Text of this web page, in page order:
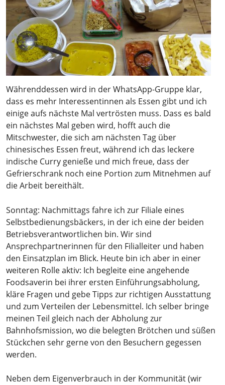
Währenddessen wird in der WhatsApp-Gruppe klar,
dass es mehr Interessentinnen als Essen gibt und ich
einige aufs nächste Mal vertrösten muss. Dass es bald
ein nächstes Mal geben wird, hofft auch die
Mitschwester, die sich am nächsten Tag über
chinesisches Essen freut, während ich das leckere
indische Curry genieße und mich freue, dass der
Gefrierschrank noch eine Portion zum Mitnehmen auf
die Arbeit bereithält.
Sonntag: Nachmittags fahre ich zur Filiale eines
Selbstbedienungsbäckers, in der ich eine der beiden
Betriebsverantwortlichen bin. Wir sind
Ansprechpartnerinnen für den Filialleiter und haben
den Einsatzplan im Blick. Heute bin ich aber in einer
weiteren Rolle aktiv: Ich begleite eine angehende
Foodsaverin bei ihrer ersten Einführungsabholung,
kläre Fragen und gebe Tipps zur richtigen Ausstattung
und zum Verteilen der Lebensmittel. Ich selber bringe
meinen Teil gleich nach der Abholung zur
Bahnhofsmission, wo die belegten Brötchen und süßen
Stückchen sehr gerne von den Besuchern gegessen
werden.
Neben dem Eigenverbrauch in der Kommunität (wir